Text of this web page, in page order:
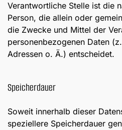
Verantwortliche Stelle ist die
Person, die allein oder
die Zwecke und Mittel der
personenbezogenen Daten
Adressen o. Ä.) entscheidet.
Speicherdauer
Soweit innerhalb dieser
speziellere Speicherdauer